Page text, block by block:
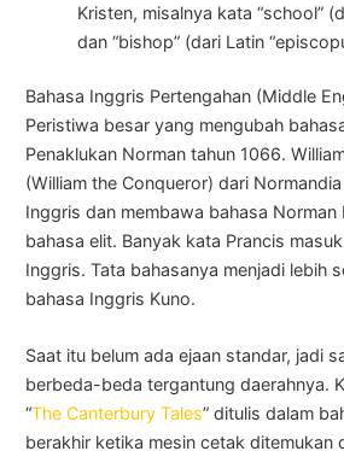
Kristen, misalnya kata “school”
dan “bishop” (dari Latin
Bahasa Inggris Pertengahan (Middle
Peristiwa besar yang mengubah
Penaklukan Norman tahun 1066.
(William the Conqueror) dari
Inggris dan membawa bahasa Norman
bahasa elit. Banyak kata Prancis
Inggris. Tata bahasanya menjadi lebih
bahasa Inggris Kuno.
Saat itu belum ada ejaan standar, jadi
berbeda-beda tergantung daerahnya.
“The Canterbury Tales” ditulis dalam
berakhir ketika mesin cetak ditemukan